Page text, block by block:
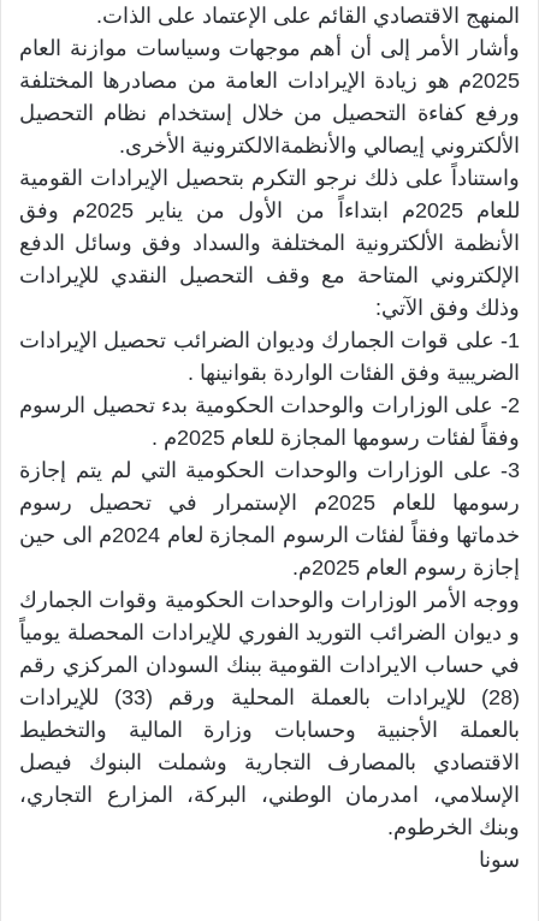
المنهج الاقتصادي القائم على الإعتماد على الذات.
وأشار الأمر إلى أن أهم موجهات وسياسات موازنة العام
2025م هو زيادة الإيرادات العامة من مصادرها المختلفة
ورفع كفاءة التحصيل من خلال إستخدام نظام التحصيل
الألكتروني إيصالي والأنظمةالالكترونية الأخرى.
واستناداً على ذلك نرجو التكرم بتحصيل الإيرادات القومية
للعام 2025م ابتداءاً من الأول من يناير 2025م وفق
الأنظمة الألكترونية المختلفة والسداد وفق وسائل الدفع
الإلكتروني المتاحة مع وقف التحصيل النقدي للإيرادات
وذلك وفق الآتي:
1- على قوات الجمارك وديوان الضرائب تحصيل الإيرادات
الضريبية وفق الفئات الواردة بقوانينها .
2- على الوزارات والوحدات الحكومية بدء تحصيل الرسوم
وفقاً لفئات رسومها المجازة للعام 2025م .
3- على الوزارات والوحدات الحكومية التي لم يتم إجازة
رسومها للعام 2025م الإستمرار في تحصيل رسوم
خدماتها وفقاً لفئات الرسوم المجازة لعام 2024م الى حين
إجازة رسوم العام 2025م.
ووجه الأمر الوزارات والوحدات الحكومية وقوات الجمارك
و ديوان الضرائب التوريد الفوري للإيرادات المحصلة يومياً
في حساب الايرادات القومية ببنك السودان المركزي رقم
(28) للإيرادات بالعملة المحلية ورقم (33) للإيرادات
بالعملة الأجنبية وحسابات وزارة المالية والتخطيط
الاقتصادي بالمصارف التجارية وشملت البنوك فيصل
الإسلامي، امدرمان الوطني، البركة، المزارع التجاري،
وبنك الخرطوم.
سونا